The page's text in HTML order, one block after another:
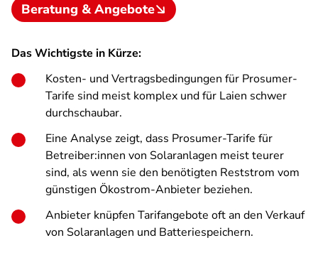
Beratung & Angebote
Das Wichtigste in Kürze:
Kosten- und Vertragsbedingungen für Prosumer-
Tarife sind meist komplex und für Laien schwer
durchschaubar.
Eine Analyse zeigt, dass Prosumer-Tarife für
Betreiber:innen von Solaranlagen meist teurer
sind, als wenn sie den benötigten Reststrom vom
günstigen Ökostrom-Anbieter beziehen.
Anbieter knüpfen Tarifangebote oft an den Verkauf
von Solaranlagen und Batteriespeichern.